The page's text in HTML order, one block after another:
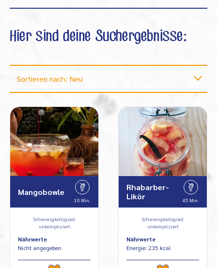
Hier sind deine Suchergebnisse:
Sortieren nach: Neu
Mangobowle
10 Min.
Schwierigkeitsgrad:
unkompliziert
Nährwerte
Nicht angegeben
Rhabarber-
Likör
45 Min.
Schwierigkeitsgrad:
unkompliziert
Nährwerte
Energie: 235 kcal